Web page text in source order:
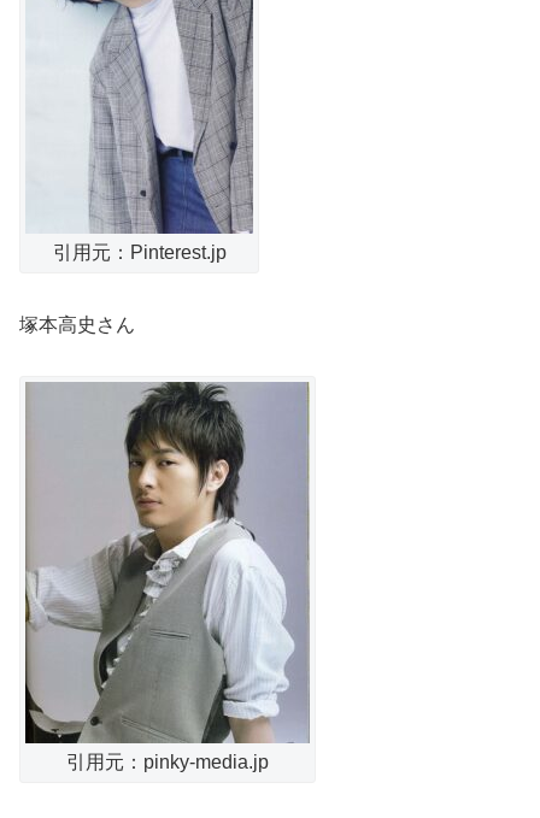
引用元：Pinterest.jp
塚本高史さん
引用元：pinky-media.jp